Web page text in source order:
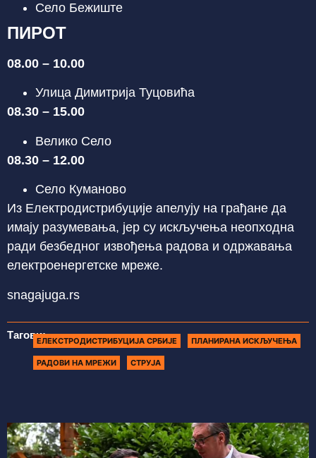
Село Бежиште
ПИРОТ
08.00 – 10.00
Улица Димитрија Туцовића
08.30 – 15.00
Велико Село
08.30 – 12.00
Село Куманово
Из Електродистрибуције апелују на грађане да
имају разумевања, јер су искључења неопходна
ради безбедног извођења радова и одржавања
електроенергетске мреже.
snagajuga.rs
Тагови:ЕЛЕКСТРОДИСТРИБУЦИЈА СРБИЈЕ ПЛАНИРАНА ИСКЉУЧЕЊА
РАДОВИ НА МРЕЖИ СТРУЈА